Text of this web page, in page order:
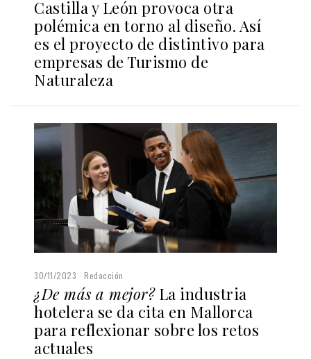
Castilla y León provoca otra
polémica en torno al diseño. Así
es el proyecto de distintivo para
empresas de Turismo de
Naturaleza
30/11/2023 Redacción
¿De más a mejor?La industria
hotelera se da cita en Mallorca
para reflexionar sobre los retos
actuales